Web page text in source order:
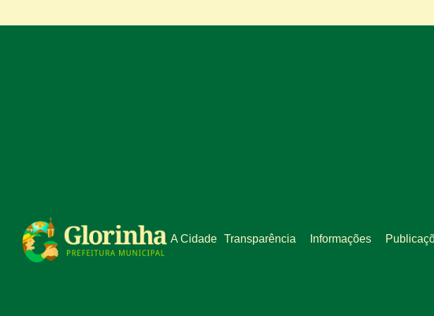
A Cidade Transparência Informações